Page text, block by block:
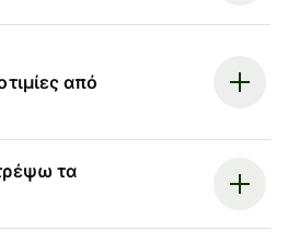
από
τα